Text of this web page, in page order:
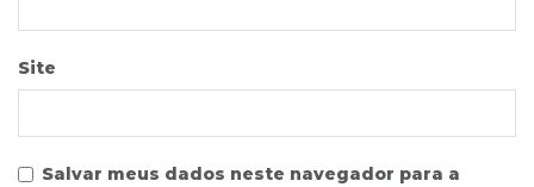
Site
Salvar meus dados neste navegador para a